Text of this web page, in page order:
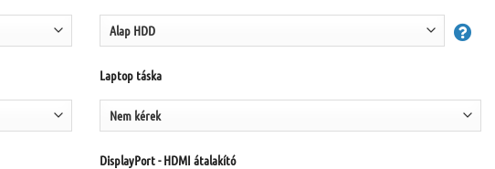
Laptop táska
DisplayPort - HDMI átalakító